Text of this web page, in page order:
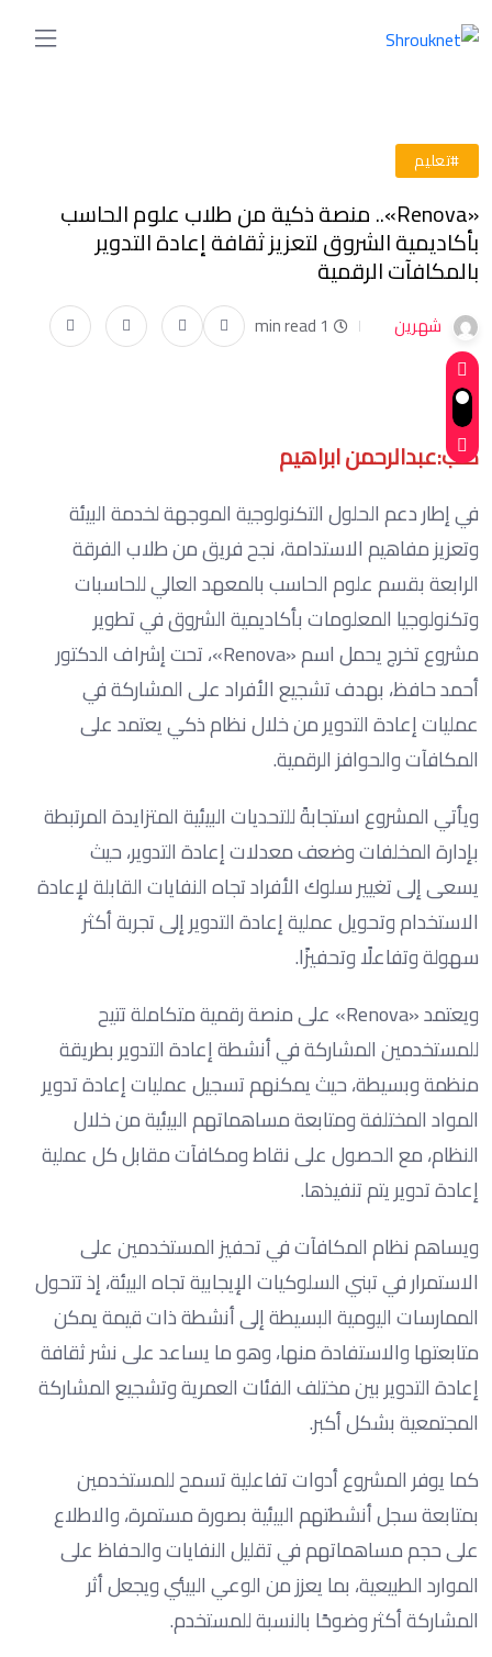
#تعليم
«Renova».. منصة ذكية من طلاب علوم الحاسب
بأكاديمية الشروق لتعزيز ثقافة إعادة التدوير
بالمكافآت الرقمية
شهرين 1 min read
كتب:عبدالرحمن ابراهيم
في إطار دعم الحلول التكنولوجية الموجهة لخدمة البيئة
وتعزيز مفاهيم الاستدامة، نجح فريق من طلاب الفرقة
الرابعة بقسم علوم الحاسب بالمعهد العالي للحاسبات
وتكنولوجيا المعلومات بأكاديمية الشروق في تطوير
مشروع تخرج يحمل اسم «Renova»، تحت إشراف الدكتور
أحمد حافظ، بهدف تشجيع الأفراد على المشاركة في
عمليات إعادة التدوير من خلال نظام ذكي يعتمد على
المكافآت والحوافز الرقمية.
ويأتي المشروع استجابةً للتحديات البيئية المتزايدة المرتبطة
بإدارة المخلفات وضعف معدلات إعادة التدوير، حيث
يسعى إلى تغيير سلوك الأفراد تجاه النفايات القابلة لإعادة
الاستخدام وتحويل عملية إعادة التدوير إلى تجربة أكثر
سهولة وتفاعلًا وتحفيزًا.
ويعتمد «Renova» على منصة رقمية متكاملة تتيح
للمستخدمين المشاركة في أنشطة إعادة التدوير بطريقة
منظمة وبسيطة، حيث يمكنهم تسجيل عمليات إعادة تدوير
المواد المختلفة ومتابعة مساهماتهم البيئية من خلال
النظام، مع الحصول على نقاط ومكافآت مقابل كل عملية
إعادة تدوير يتم تنفيذها.
ويساهم نظام المكافآت في تحفيز المستخدمين على
الاستمرار في تبني السلوكيات الإيجابية تجاه البيئة، إذ تتحول
الممارسات اليومية البسيطة إلى أنشطة ذات قيمة يمكن
متابعتها والاستفادة منها، وهو ما يساعد على نشر ثقافة
إعادة التدوير بين مختلف الفئات العمرية وتشجيع المشاركة
المجتمعية بشكل أكبر.
كما يوفر المشروع أدوات تفاعلية تسمح للمستخدمين
بمتابعة سجل أنشطتهم البيئية بصورة مستمرة، والاطلاع
على حجم مساهماتهم في تقليل النفايات والحفاظ على
الموارد الطبيعية، بما يعزز من الوعي البيئي ويجعل أثر
المشاركة أكثر وضوحًا بالنسبة للمستخدم.